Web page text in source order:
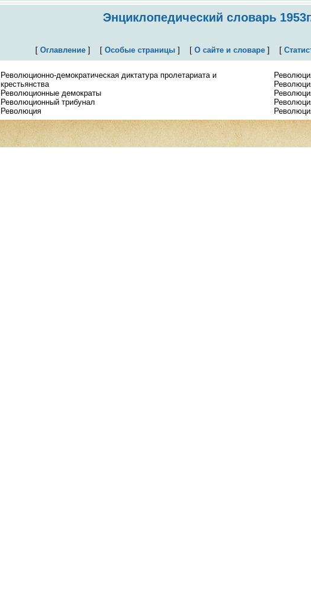
Энциклопедический словарь
[ Оглавление] [ Особые страницы] [ О сайте и словаре] [
Революционно-демократическая диктатура пролетариата и
крестьянства
Революционные демократы
Революционный трибунал
Революция